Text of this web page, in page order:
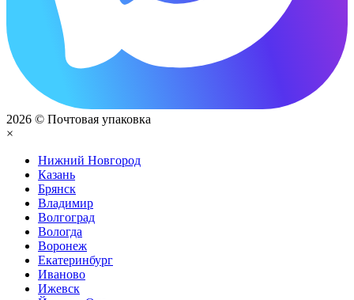
2026 © Почтовая упаковка
×
Нижний Нoвгород
Казань
Брянск
Владимир
Волгоград
Вологда
Воронеж
Екатеринбург
Иваново
Ижевск